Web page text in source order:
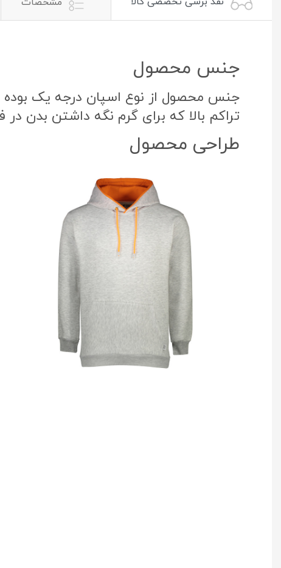
جنس محصول
جنس محصول از نوع اسپان درجه یک بوده
تراکم بالا که برای گرم نگه داشتن بدن
طراحی محصول